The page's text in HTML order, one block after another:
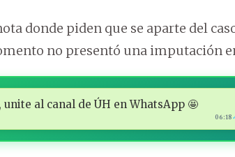
donde piden que se aparte del
no presentó una imputación
al canal de ÚH en WhatsApp 🤩
06:18